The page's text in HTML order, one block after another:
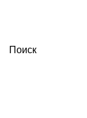
Поиск